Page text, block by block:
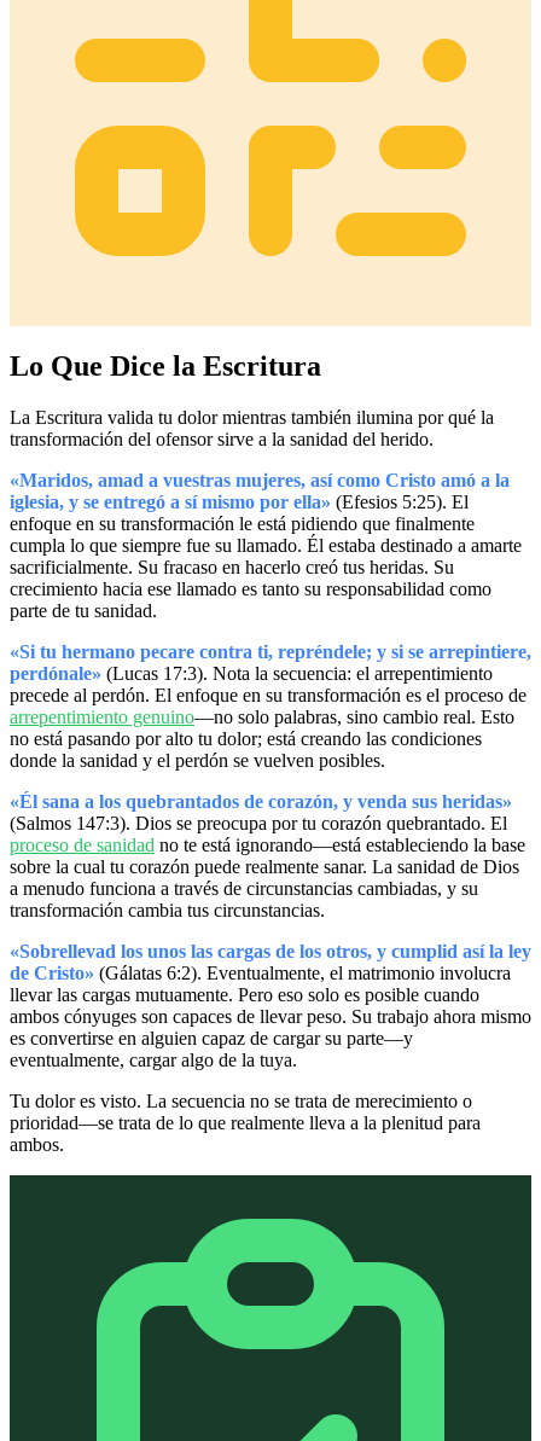
Lo Que Dice la Escritura
La Escritura valida tu dolor mientras también ilumina por qué la
transformación del ofensor sirve a la sanidad del herido.
«Maridos, amad a vuestras mujeres, así como Cristo amó a la
iglesia, y se entregó a sí mismo por ella» (Efesios 5:25). El
enfoque en su transformación le está pidiendo que finalmente
cumpla lo que siempre fue su llamado. Él estaba destinado a amarte
sacrificialmente. Su fracaso en hacerlo creó tus heridas. Su
crecimiento hacia ese llamado es tanto su responsabilidad como
parte de tu sanidad.
«Si tu hermano pecare contra ti, repréndele; y si se arrepintiere,
perdónale» (Lucas 17:3). Nota la secuencia: el arrepentimiento
precede al perdón. El enfoque en su transformación es el proceso de
arrepentimiento genuino—no solo palabras, sino cambio real. Esto
no está pasando por alto tu dolor; está creando las condiciones
donde la sanidad y el perdón se vuelven posibles.
«Él sana a los quebrantados de corazón, y venda sus heridas»
(Salmos 147:3). Dios se preocupa por tu corazón quebrantado. El
proceso de sanidad no te está ignorando—está estableciendo la base
sobre la cual tu corazón puede realmente sanar. La sanidad de Dios
a menudo funciona a través de circunstancias cambiadas, y su
transformación cambia tus circunstancias.
«Sobrellevad los unos las cargas de los otros, y cumplid así la ley
de Cristo» (Gálatas 6:2). Eventualmente, el matrimonio involucra
llevar las cargas mutuamente. Pero eso solo es posible cuando
ambos cónyuges son capaces de llevar peso. Su trabajo ahora mismo
es convertirse en alguien capaz de cargar su parte—y
eventualmente, cargar algo de la tuya.
Tu dolor es visto. La secuencia no se trata de merecimiento o
prioridad—se trata de lo que realmente lleva a la plenitud para
ambos.